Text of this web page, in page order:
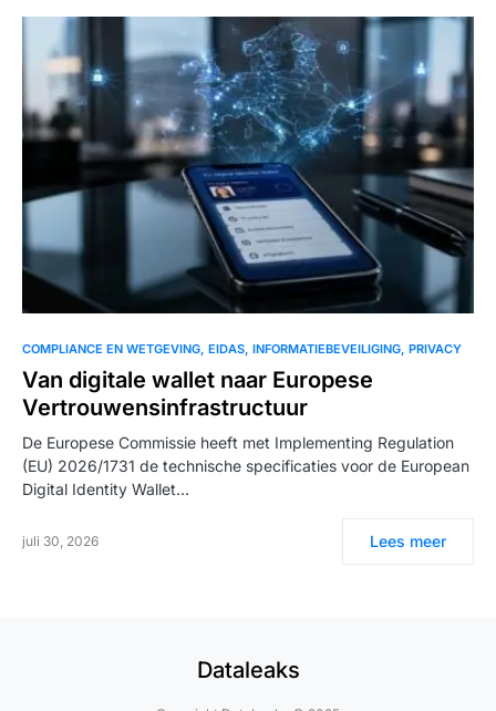
COMPLIANCE EN WETGEVING EIDAS INFORMATIEBEVEILIGING PRIVACY
Van digitale wallet naar Europese
Vertrouwensinfrastructuur
De Europese Commissie heeft met Implementing Regulation
(EU) 2026/1731 de technische specificaties voor de European
Digital Identity Wallet…
juli 30, 2026 Lees meer
Dataleaks